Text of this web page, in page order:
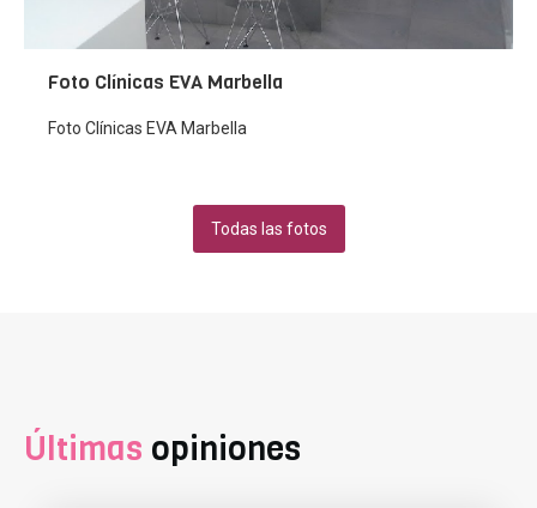
Foto Clínicas EVA Marbella
Foto Clínicas EVA Marbella
Todas las fotos
Últimas opiniones